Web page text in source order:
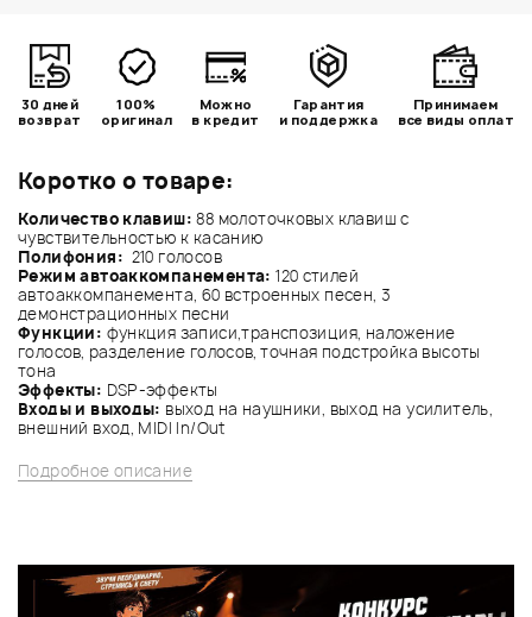
Коротко о товаре:
Количество клавиш: 88 молоточковых клавиш с
чувствительностью к касанию
Полифония: 210 голосов
Режим автоаккомпанемента:120 стилей
автоаккомпанемента, 60 встроенных песен, 3
демонстрационных песни
Функции: функция записи,транспозиция, наложение
голосов, разделение голосов, точная подстройка высоты
тона
Эффекты: DSP-эффекты
Входы и выходы: выход на наушники, выход на усилитель,
внешний вход, MIDI In/Out
Подробное описание
30 дней
возврат
100%
оригинал
Можно
в кредит
Гарантия
и поддержка
Принимаем
все виды оплат